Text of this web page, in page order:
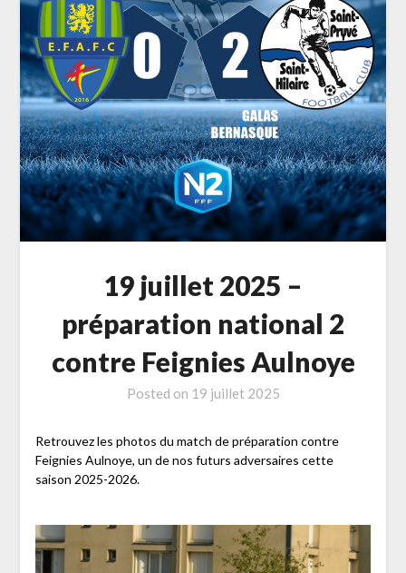
19 juillet 2025 –
préparation national 2
contre Feignies Aulnoye
Posted on 19 juillet 2025
Retrouvez les photos du match de préparation contre
Feignies Aulnoye, un de nos futurs adversaires cette
saison 2025-2026.